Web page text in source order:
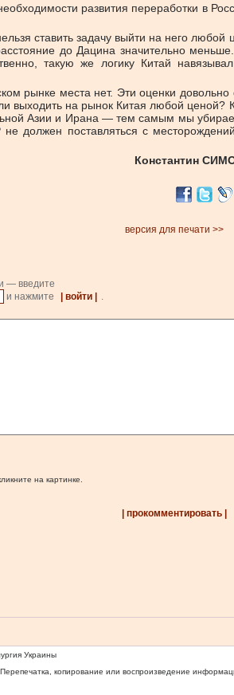
развития переработки в
ставить задачу выйти на него
до Дацина значительно
такую же логику Китай
рынке места нет. Эти оценки
выходить на рынок Китая любой
Азии и Ирана — тем самым мы
должен поставляться с
Константин
версия для печати >>
— введите
и нажмите | войти |
.
на картинке.
| прокомментировать |
Украины
копирование или воспроизведение